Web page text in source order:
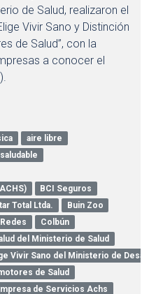
de Salud, realizaron el
Vivir Sano y Distinción
de Salud”, con la
a conocer el
aire libre
BCI Seguros
Total Ltda.
Buin Zoo
Colbún
del Ministerio de Salud
Vivir Sano del Ministerio de
de Salud
de Servicios Achs